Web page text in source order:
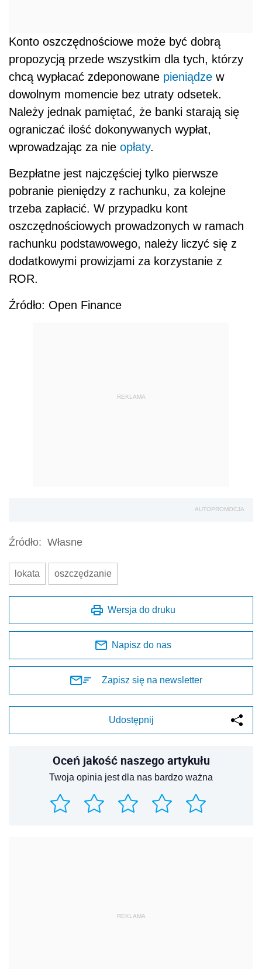
Konto oszczędnościowe może być dobrą
propozycją przede wszystkim dla tych, którzy
chcą wypłacać zdeponowane pieniądze w
dowolnym momencie bez utraty odsetek.
Należy jednak pamiętać, że banki starają się
ograniczać ilość dokonywanych wypłat,
wprowadzając za nie opłaty.
Bezpłatne jest najczęściej tylko pierwsze
pobranie pieniędzy z rachunku, za kolejne
trzeba zapłacić. W przypadku kont
oszczędnościowych prowadzonych w ramach
rachunku podstawowego, należy liczyć się z
dodatkowymi prowizjami za korzystanie z
ROR.
Źródło: Open Finance
REKLAMA
AUTOPROMOCJA
Źródło: Własne
lokata oszczędzanie
Wersja do druku
Napisz do nas
Zapisz się na newsletter
Udostępnij
Oceń jakość naszego artykułu
Twoja opinia jest dla nas bardzo ważna
REKLAMA